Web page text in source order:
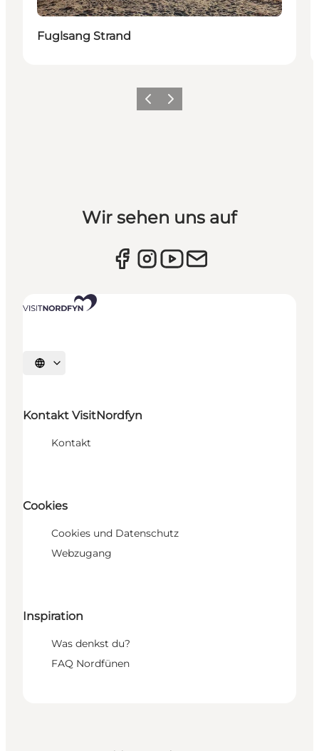
Fuglsang Strand
Vorherige Folie
Nächste Folie
Wir sehen uns auf
Sprache auswählen
Kontakt VisitNordfyn
Kontakt
Cookies
Cookies und Datenschutz
Webzugang
Inspiration
Was denkst du?
FAQ Nordfünen